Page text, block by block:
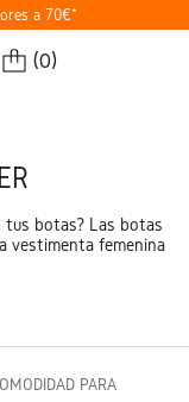
a 70€*
(0)
tus botas? Las botas
vestimenta femenina
PARA